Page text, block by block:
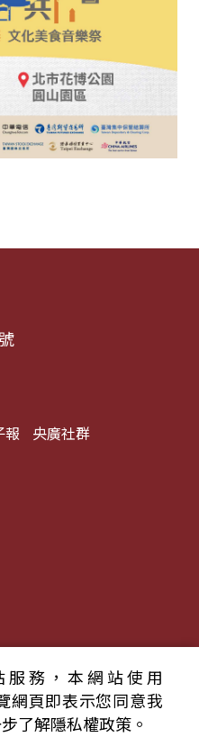
報 央廣社群
播電臺 版權所有
條款 隱私權條款
務，本網站使用
網頁即表示您同意我
了解隱私權政策。